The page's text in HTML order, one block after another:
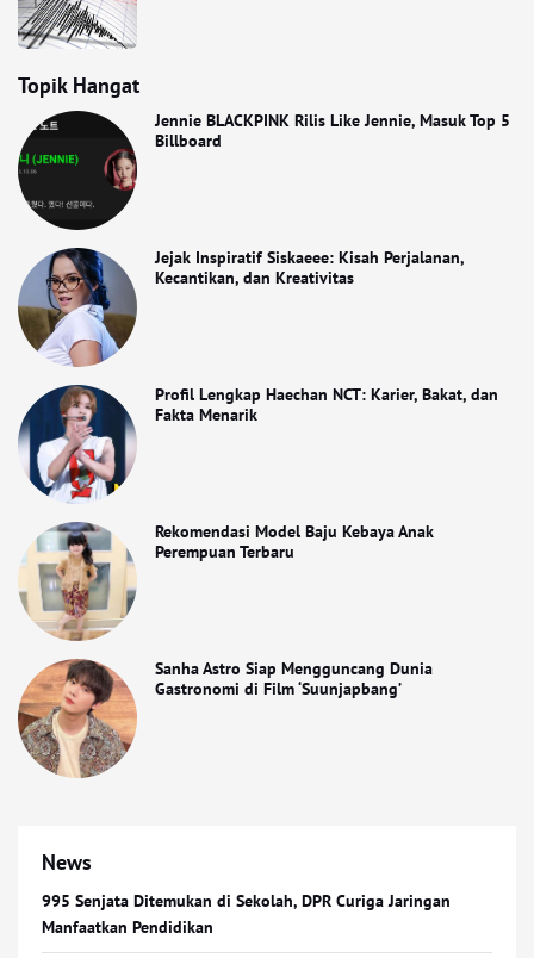
Topik Hangat
Jennie BLACKPINK Rilis Like Jennie, Masuk Top 5
Billboard
Jejak Inspiratif Siskaeee: Kisah Perjalanan,
Kecantikan, dan Kreativitas
Profil Lengkap Haechan NCT: Karier, Bakat, dan
Fakta Menarik
Rekomendasi Model Baju Kebaya Anak
Perempuan Terbaru
Sanha Astro Siap Mengguncang Dunia
Gastronomi di Film ‘Suunjapbang’
News
995 Senjata Ditemukan di Sekolah, DPR Curiga Jaringan
Manfaatkan Pendidikan